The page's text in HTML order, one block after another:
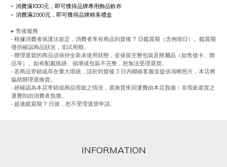
•消費滿1000元，即可獲得品牌專用飾品軟布
•消費滿2000元，即可獲得品牌精美禮盒
▸ 售後服務
• 根據消費者保護法規定，消費者享有商品到貨後 7 日鑑賞期（含例假日）。鑑賞期
僅供確認商品狀況，非試用期。
• 辦理退貨的商品須保持全新未使用狀態，並保留完整包裝及附屬品（如售後卡、贈
品等）。如有配戴痕跡、損壞或包裝不完整，恕無法受理退貨。
• 若商品寄錯或存在重大瑕疵，請於到貨後 3 日內聯絡客服並提供清晰照片，本店將
協助辦理退換貨。
• 經確認為本店寄錯或商品瑕疵之情況，退換貨來回運費由本店負擔；非瑕疵退貨之
運費則由消費者負擔。
• 超過鑑賞期 7 日後，恕不受理退貨申請。
INFORMATION